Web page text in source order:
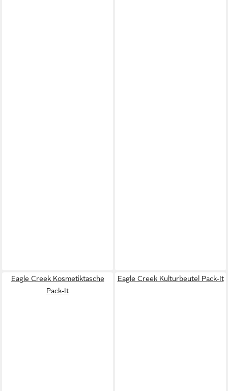
Eagle Creek Kosmetiktasche
Pack-It
Eagle Creek Kulturbeutel Pack-It